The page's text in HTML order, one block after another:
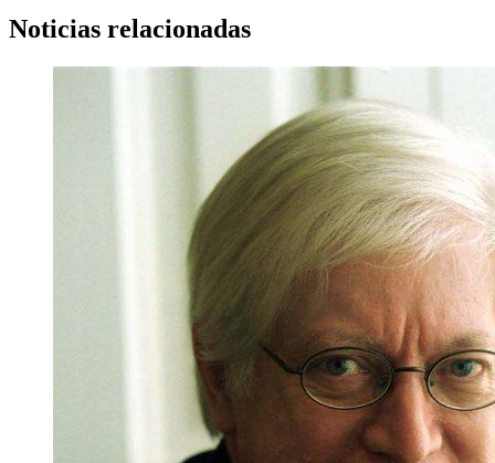
Noticias relacionadas